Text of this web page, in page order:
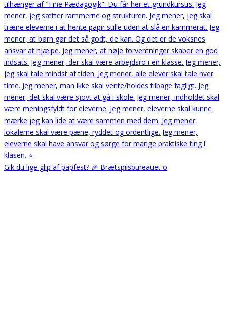
Gik du lige glip af papfest? 🎉 Brætspilsbureauet o